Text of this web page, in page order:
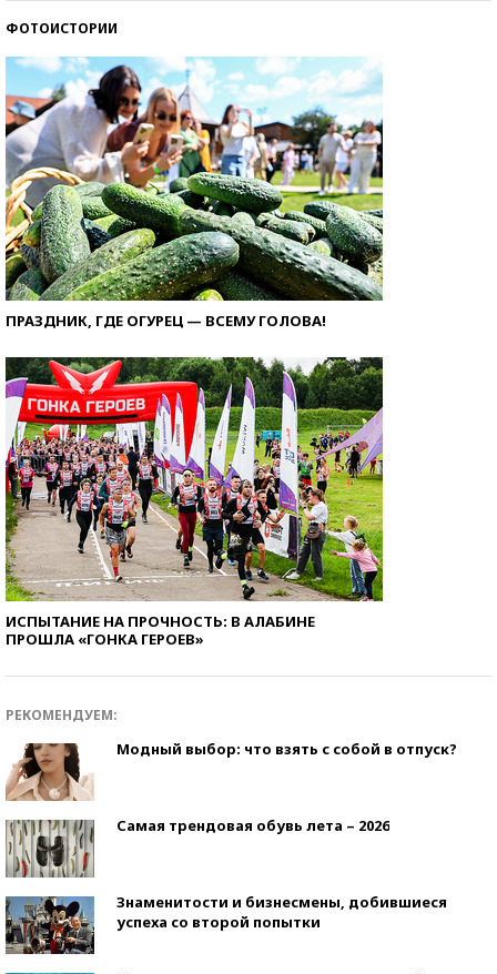
ФОТОИСТОРИИ
ПРАЗДНИК, ГДЕ ОГУРЕЦ — ВСЕМУ ГОЛОВА!
ИСПЫТАНИЕ НА ПРОЧНОСТЬ: В АЛАБИНЕ
ПРОШЛА «ГОНКА ГЕРОЕВ»
РЕКОМЕНДУЕМ:
Модный выбор: что взять с собой в отпуск?
Самая трендовая обувь лета – 2026
Знаменитости и бизнесмены, добившиеся
успеха со второй попытки